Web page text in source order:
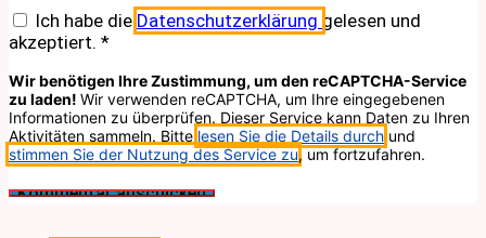
Ich habe die Datenschutzerklärung gelesen und
akzeptiert. *
Wir benötigen Ihre Zustimmung, um den reCAPTCHA-Service
zu laden! Wir verwenden reCAPTCHA, um Ihre eingegebenen
Informationen zu überprüfen. Dieser Service kann Daten zu Ihren
Aktivitäten sammeln. Bitte lesen Sie die Details durch und
stimmen Sie der Nutzung des Service zu, um fortzufahren.